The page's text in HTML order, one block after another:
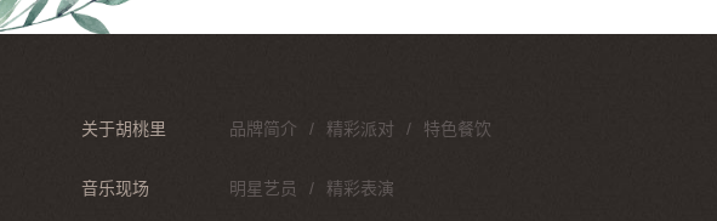
关于胡桃里 品牌简介 精彩派对 特色餐饮
音乐现场 明星艺员 精彩表演